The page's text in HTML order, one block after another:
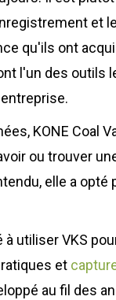
et
qu'ils ont
l'un des outils
KONE Coal
ou trouver
elle a opté
utiliser VKS
et
au fil des